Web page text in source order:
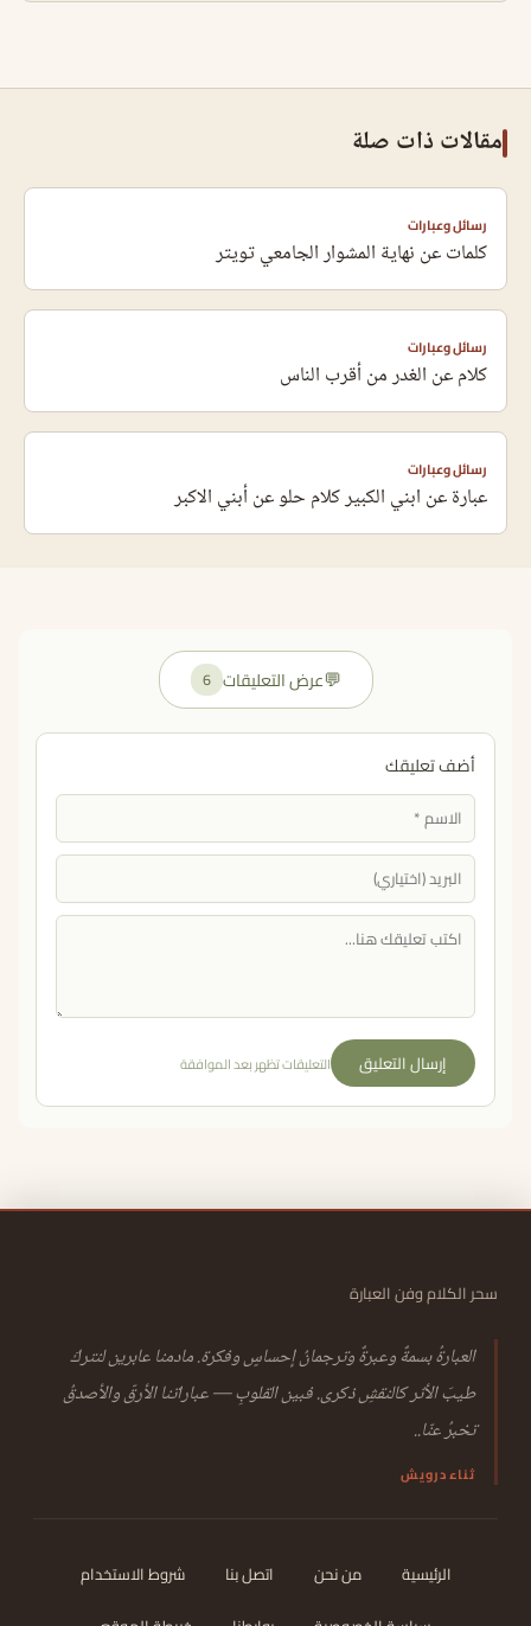
مقالات ذات صلة
رسائل وعبارات
كلمات عن نهاية المشوار الجامعي تويتر
رسائل وعبارات
كلام عن الغدر من أقرب الناس
رسائل وعبارات
عبارة عن ابني الكبير كلام حلو عن أبني الاكبر
💬عرض التعليقات 6
أضف تعليقك
إرسال التعليق التعليقات تظهر بعد الموافقة
سحر الكلام وفن العبارة
العبارةُ بسمةٌ وعبرةٌ وترجمانُ إحساسٍ وفكرة. مادمنا عابرين لنتركَ
طيبَ الأثر كالنقشِ ذكرى. فبين القلوبِ — عباراتنا الأرقّ والأصدقُ
تخبرُ عنّا..
ثناء درويش
الرئيسية من نحن اتصل بنا
شروط الاستخدام